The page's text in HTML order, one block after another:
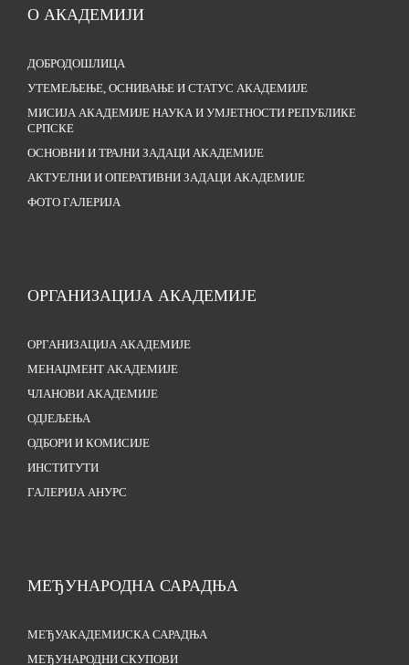
О АКАДЕМИЈИ
ДОБРОДОШЛИЦА
УТЕМЕЉЕЊЕ, ОСНИВАЊЕ И СТАТУС АКАДЕМИЈЕ
МИСИЈА АКАДЕМИЈЕ НАУКА И УМЈЕТНОСТИ РЕПУБЛИКЕ
СРПСКЕ
ОСНОВНИ И ТРАЈНИ ЗАДАЦИ АКАДЕМИЈЕ
АКТУЕЛНИ И ОПЕРАТИВНИ ЗАДАЦИ АКАДЕМИЈЕ
ФОТО ГАЛЕРИЈА
ОРГАНИЗАЦИЈА АКАДЕМИЈЕ
ОРГАНИЗАЦИЈА АКАДЕМИЈЕ
МЕНАЏМЕНТ АКАДЕМИЈЕ
ЧЛАНОВИ АКАДЕМИЈЕ
ОДЈЕЉЕЊА
ОДБОРИ И КОМИСИЈЕ
ИНСТИТУТИ
ГАЛЕРИЈА АНУРС
МЕЂУНАРОДНА САРАДЊА
МЕЂУАКАДЕМИЈСКА САРАДЊА
МЕЂУНАРОДНИ СКУПОВИ